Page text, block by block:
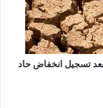
تسجيل انخفاض حاد